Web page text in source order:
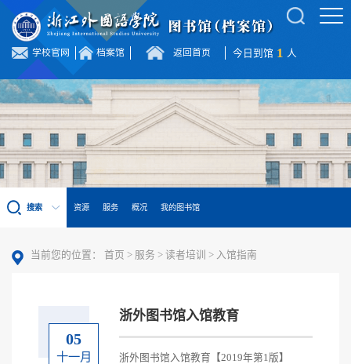
学校官网 档案馆 返回首页 今日到馆 1 人
搜索 资源 服务 概况 我的图书馆
当前您的位置： 首页 > 服务 > 读者培训 > 入馆指南
05
十一月
浙外图书馆入馆教育
浙外图书馆入馆教育【2019年第1版】